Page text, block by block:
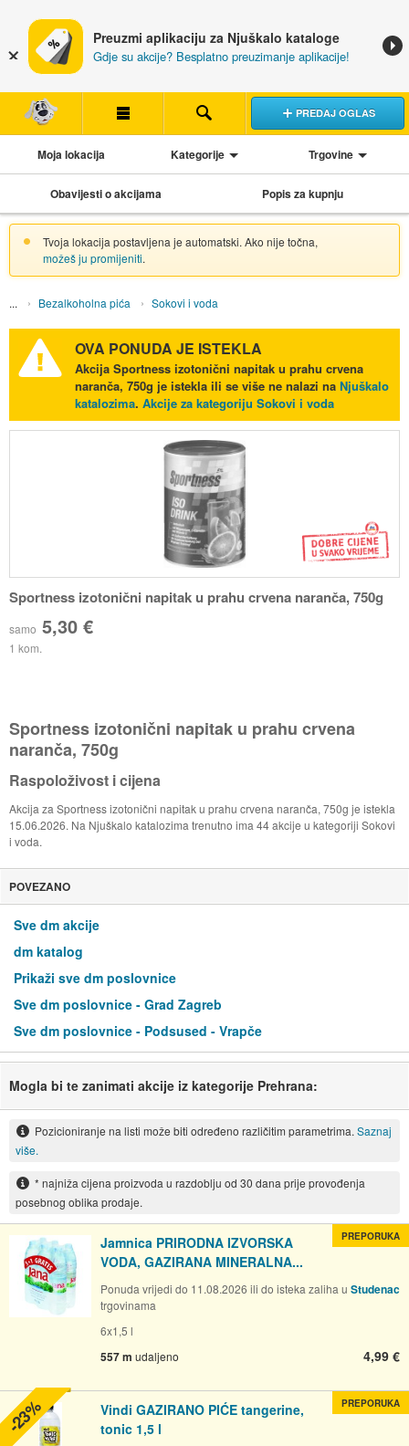
Preuzmi aplikaciju za Njuškalo kataloge
Gdje su akcije? Besplatno preuzimanje aplikacije!
PREDAJ OGLAS
Moja lokacija Kategorije Trgovine
Obavijesti o akcijama Popis za kupnju
Tvoja lokacija postavljena je automatski. Ako nije točna,
možeš ju promijeniti.
Bezalkoholna pića Sokovi i voda
OVA PONUDA JE ISTEKLA
Akcija Sportness izotonični napitak u prahu crvena
naranča, 750g je istekla ili se više ne nalazi na Njuškalo
katalozima. Akcije za kategoriju Sokovi i voda
Sportness izotonični napitak u prahu crvena naranča, 750g
samo 5,30 €
1 kom.
Sportness izotonični napitak u prahu crvena
naranča, 750g
Raspoloživost i cijena
Akcija za Sportness izotonični napitak u prahu crvena naranča, 750g je istekla
15.06.2026. Na Njuškalo katalozima trenutno ima 44 akcije u kategoriji Sokovi
i voda.
POVEZANO
Sve dm akcije
dm katalog
Prikaži sve dm poslovnice
Sve dm poslovnice - Grad Zagreb
Sve dm poslovnice - Podsused - Vrapče
Mogla bi te zanimati akcije iz kategorije Prehrana:
Pozicioniranje na listi može biti određeno različitim parametrima. Saznaj
više.
* najniža cijena proizvoda u razdoblju od 30 dana prije provođenja
posebnog oblika prodaje.
Jamnica PRIRODNA IZVORSKA
VODA, GAZIRANA MINERALNA...
Ponuda vrijedi do 11.08.2026 ili do isteka zaliha u Studenac
trgovinama
6x1,5 l
557 m udaljeno 4,99 €
PREPORUKA
Vindi GAZIRANO PIĆE tangerine,
tonic 1,5 l
PREPORUKA
-23%